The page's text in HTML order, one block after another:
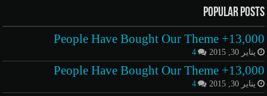
Popular Posts
13,000+ People Have Bought Our Theme
يناير 30, 2015 4
13,000+ People Have Bought Our Theme
يناير 30, 2015 4